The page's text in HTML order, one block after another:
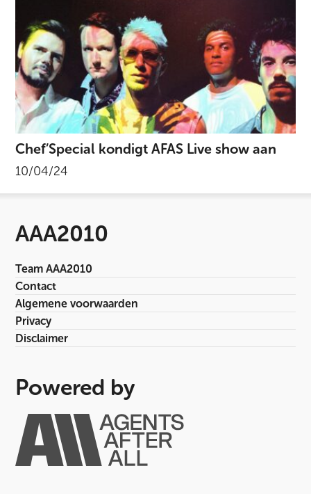
Chef’Special kondigt AFAS Live show aan
10/04/24
AAA2010
Team AAA2010
Contact
Algemene voorwaarden
Privacy
Disclaimer
Powered by